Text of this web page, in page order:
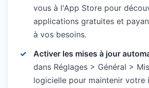
vous à l'App Store pour
applications gratuites et
à vos besoins.
Activer les mises à jour
dans Réglages > Général >
logicielle pour maintenir votre